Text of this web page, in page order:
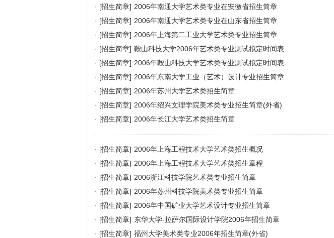
· [招生简章] 2006年南通大学艺术类专业在安徽省招生简章
· [招生简章] 2006年南通大学艺术类专业在山东省招生简章
· [招生简章] 2006年上海第二工业大学艺术类专业招生简章
· [招生简章] 鞍山科技大学2006年艺术类专业测试拟定时间表
· [招生简章] 2006年鞍山科技大学艺术类专业测试拟定时间表
· [招生简章] 2006年东南大学工业（艺术）设计专业招生简章
· [招生简章] 2006年苏州大学艺术类招生简章
· [招生简章] 2006年绍兴文理学院美术类专业招生简章(外省)
· [招生简章] 2006年长江大学艺术类招生简章
· [招生简章] 2006年上海工程技术大学艺术类招生概况
· [招生简章] 2006年上海工程技术大学艺术类招生章程
· [招生简章] 2006浙江科技学院艺术类专业招生简章
· [招生简章] 2006年苏州科技学院美术类专业招生简章
· [招生简章] 2006年中国矿业大学艺术设计专业招生简章
· [招生简章] 东华大学-拉萨尔国际设计学院2006年招生简章
· [招生简章] 福州大学美术类专业2006年招生简章(外省)